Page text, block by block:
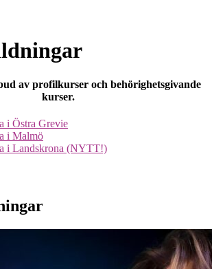
av profilkurser och behörighetsgivande
kurser.
i Östra Grevie
i Malmö
i Landskrona (NYTT!)